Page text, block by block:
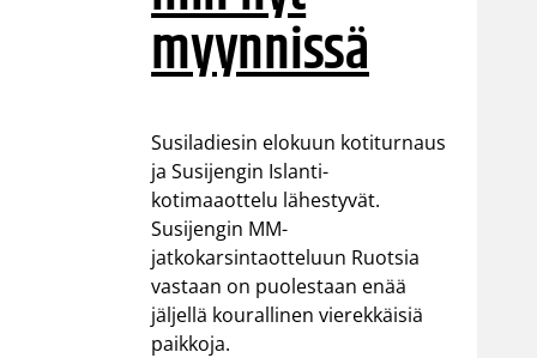
myynnissä
Susiladiesin elokuun kotiturnaus
ja Susijengin Islanti-
kotimaaottelu lähestyvät.
Susijengin MM-
jatkokarsintaotteluun Ruotsia
vastaan on puolestaan enää
jäljellä kourallinen vierekkäisiä
paikkoja.